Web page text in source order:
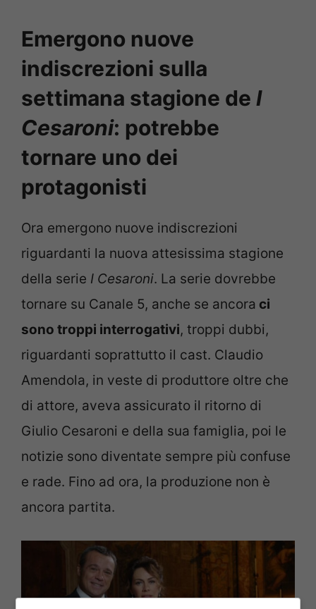
Emergono nuove
indiscrezioni sulla
settimana stagione de I
Cesaroni: potrebbe
tornare uno dei
protagonisti
Ora emergono nuove indiscrezioni
riguardanti la nuova attesissima stagione
della serie I Cesaroni. La serie dovrebbe
tornare su Canale 5, anche se ancora ci
sono troppi interrogativi, troppi dubbi,
riguardanti soprattutto il cast. Claudio
Amendola, in veste di produttore oltre che
di attore, aveva assicurato il ritorno di
Giulio Cesaroni e della sua famiglia, poi le
notizie sono diventate sempre più confuse
e rade. Fino ad ora, la produzione non è
ancora partita.